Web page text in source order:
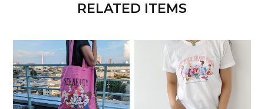
RELATED ITEMS